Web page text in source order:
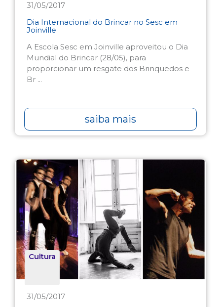
31/05/2017
Dia Internacional do Brincar no Sesc em
Joinville
A Escola Sesc em Joinville aproveitou o Dia
Mundial do Brincar (28/05), para
proporcionar um resgate dos Brinquedos e
Br ...
saiba mais
Cultura
31/05/2017